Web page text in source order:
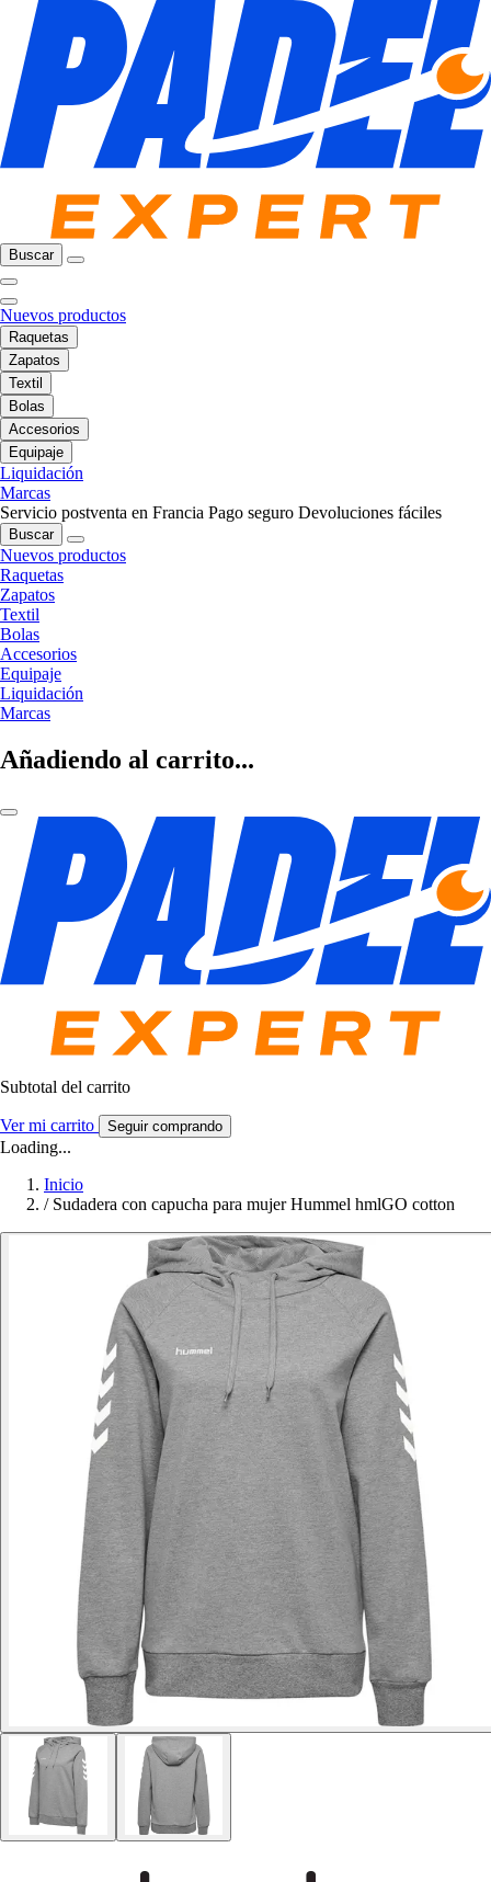
Buscar
Nuevos productos
Raquetas
Zapatos
Textil
Bolas
Accesorios
Equipaje
Liquidación
Marcas
Servicio postventa en Francia Pago seguro Devoluciones fáciles
Buscar
Nuevos productos
Raquetas
Zapatos
Textil
Bolas
Accesorios
Equipaje
Liquidación
Marcas
Añadiendo al carrito...
Subtotal del carrito
Ver mi carrito Seguir comprando
Loading...
Inicio
/ Sudadera con capucha para mujer Hummel hmlGO cotton